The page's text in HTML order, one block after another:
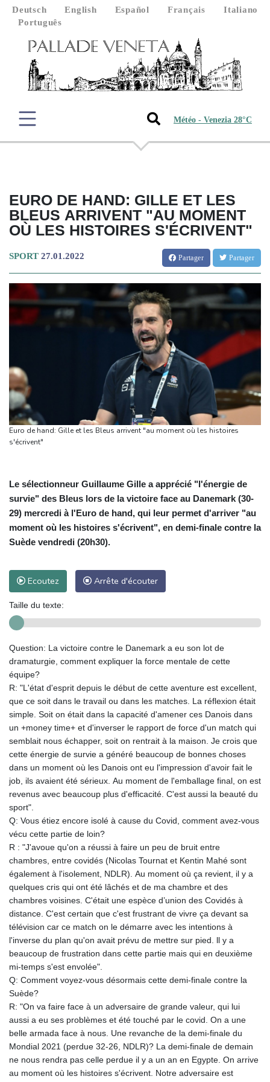
Deutsch English Español Français
Italiano
Português
Météo - Venezia 28°C
EURO DE HAND: GILLE ET LES
BLEUS ARRIVENT "AU MOMENT
OÙ LES HISTOIRES S'ÉCRIVENT"
SPORT 27.01.2022 Partager Partager
Euro de hand: Gille et les Bleus arrivent "au moment où les histoires
s'écrivent"
Le sélectionneur Guillaume Gille a apprécié "l'énergie de
survie" des Bleus lors de la victoire face au Danemark (30-
29) mercredi à l'Euro de hand, qui leur permet d'arriver "au
moment où les histoires s'écrivent", en demi-finale contre la
Suède vendredi (20h30).
Ecoutez Arrête d'écouter
Taille du texte:
Question: La victoire contre le Danemark a eu son lot de
dramaturgie, comment expliquer la force mentale de cette
équipe?
R: "L'état d'esprit depuis le début de cette aventure est excellent,
que ce soit dans le travail ou dans les matches. La réflexion était
simple. Soit on était dans la capacité d'amener ces Danois dans
un +money time+ et d'inverser le rapport de force d'un match qui
semblait nous échapper, soit on rentrait à la maison. Je crois que
cette énergie de survie a généré beaucoup de bonnes choses
dans un moment où les Danois ont eu l'impression d'avoir fait le
job, ils avaient été sérieux. Au moment de l'emballage final, on est
revenus avec beaucoup plus d'efficacité. C'est aussi la beauté du
sport".
Q: Vous étiez encore isolé à cause du Covid, comment avez-vous
vécu cette partie de loin?
R : "J'avoue qu'on a réussi à faire un peu de bruit entre
chambres, entre covidés (Nicolas Tournat et Kentin Mahé sont
également à l'isolement, NDLR). Au moment où ça revient, il y a
quelques cris qui ont été lâchés et de ma chambre et des
chambres voisines. C'était une espèce d’union des Covidés à
distance. C'est certain que c'est frustrant de vivre ça devant sa
télévision car ce match on le démarre avec les intentions à
l'inverse du plan qu'on avait prévu de mettre sur pied. ll y a
beaucoup de frustration dans cette partie mais qui en deuxième
mi-temps s'est envolée".
Q: Comment voyez-vous désormais cette demi-finale contre la
Suède?
R: "On va faire face à un adversaire de grande valeur, qui lui
aussi a eu ses problèmes et été touché par le covid. On a une
belle armada face à nous. Une revanche de la demi-finale du
Mondial 2021 (perdue 32-26, NDLR)? La demi-finale de demain
ne nous rendra pas celle perdue il y a un an en Egypte. On arrive
au moment où les histoires s'écrivent. Notre adversaire est